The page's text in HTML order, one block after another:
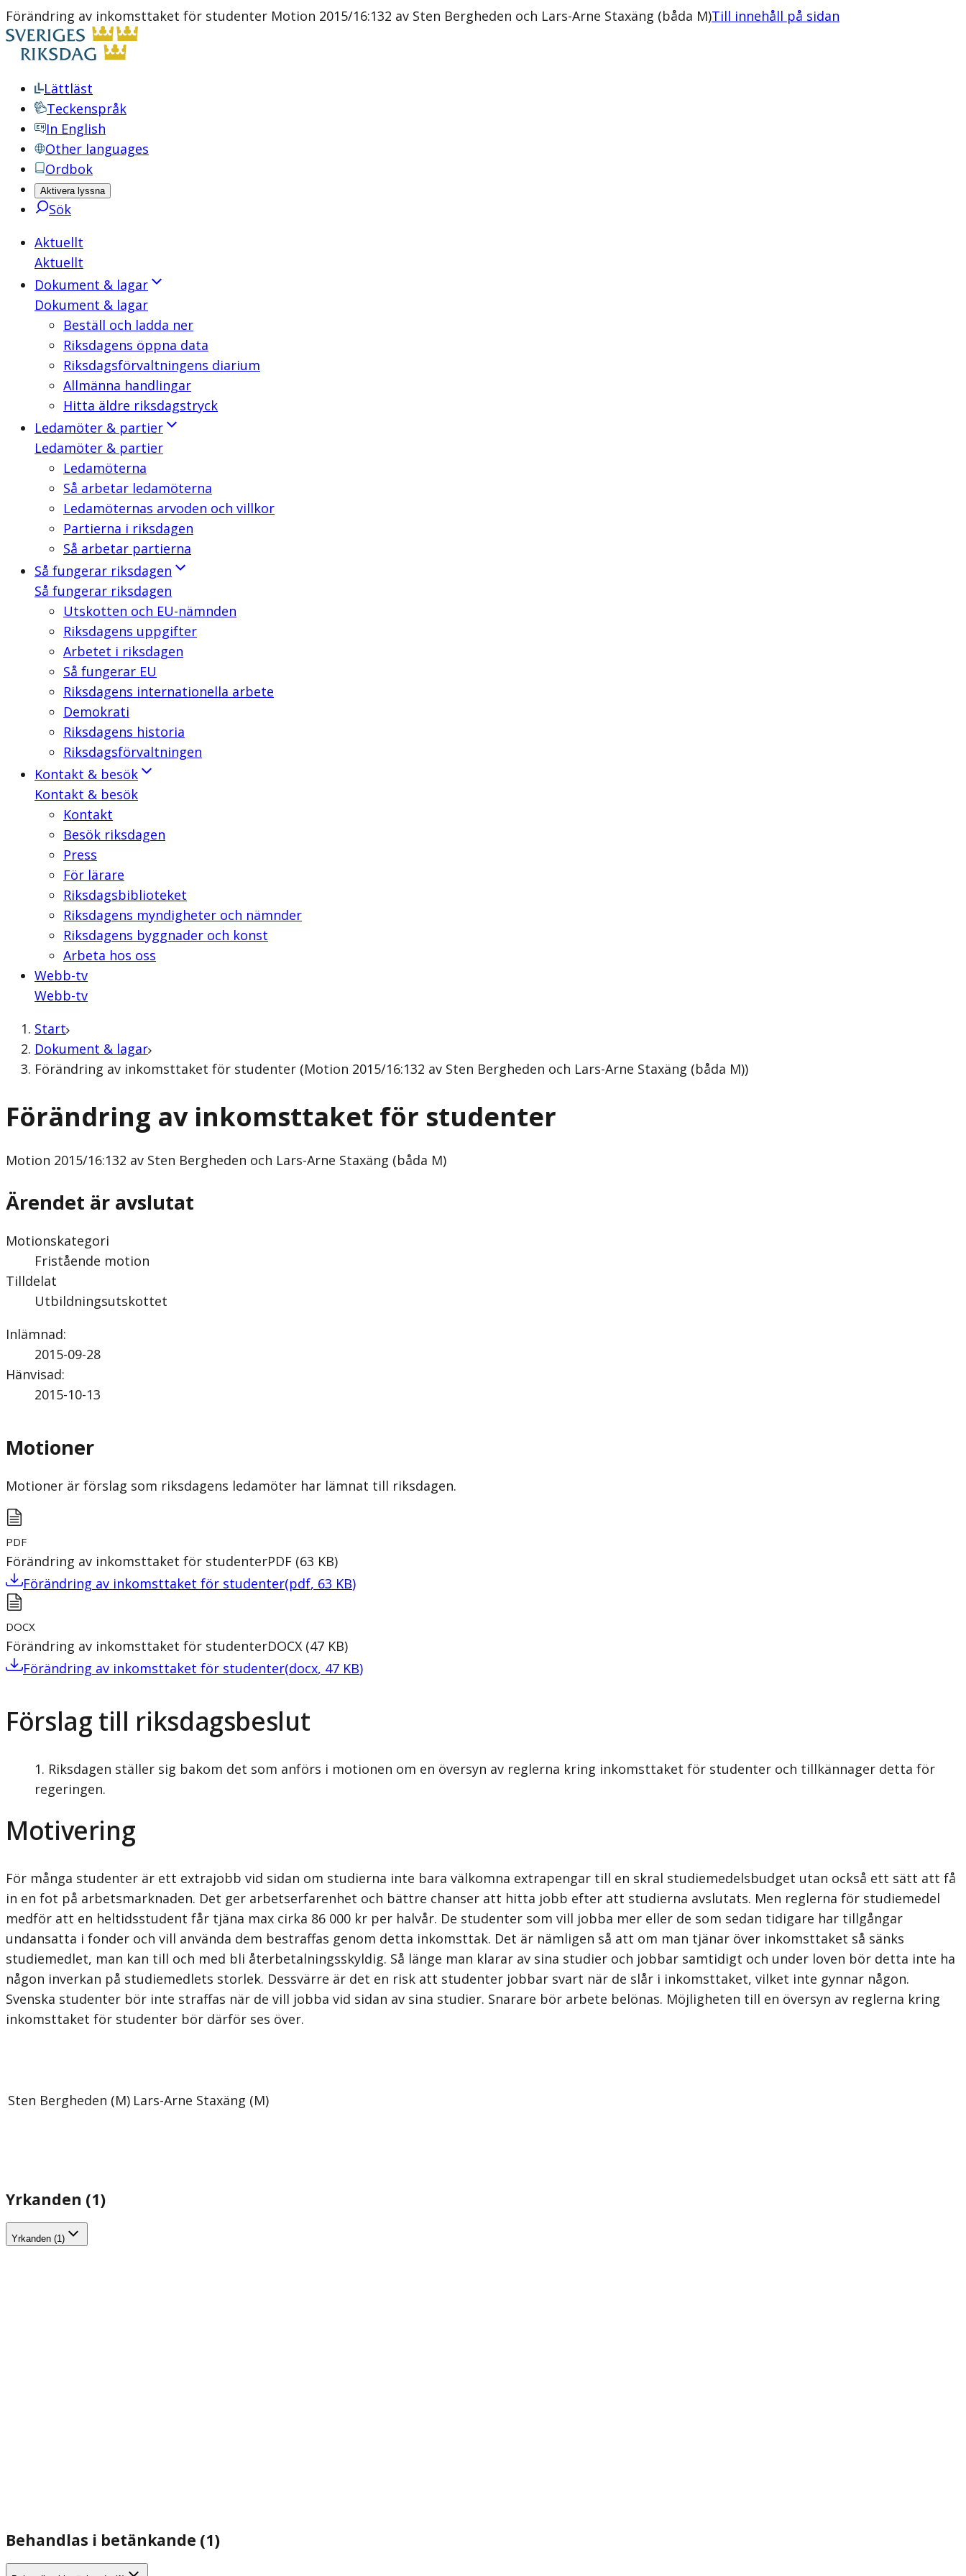
Förändring av inkomsttaket för studenter Motion 2015/16:132 av Sten Bergheden och Lars-Arne Staxäng (båda M)Till innehåll på sidan
Lättläst
Teckenspråk
In English
Other languages
Ordbok
Aktivera lyssna
Sök
Aktuellt
Aktuellt
Dokument & lagar
Dokument & lagar
Beställ och ladda ner
Riksdagens öppna data
Riksdagsförvaltningens diarium
Allmänna handlingar
Hitta äldre riksdagstryck
Ledamöter & partier
Ledamöter & partier
Ledamöterna
Så arbetar ledamöterna
Ledamöternas arvoden och villkor
Partierna i riksdagen
Så arbetar partierna
Så fungerar riksdagen
Så fungerar riksdagen
Utskotten och EU-nämnden
Riksdagens uppgifter
Arbetet i riksdagen
Så fungerar EU
Riksdagens internationella arbete
Demokrati
Riksdagens historia
Riksdagsförvaltningen
Kontakt & besök
Kontakt & besök
Kontakt
Besök riksdagen
Press
För lärare
Riksdagsbiblioteket
Riksdagens myndigheter och nämnder
Riksdagens byggnader och konst
Arbeta hos oss
Webb-tv
Webb-tv
Start
Dokument & lagar
Förändring av inkomsttaket för studenter (Motion 2015/16:132 av Sten Bergheden och Lars-Arne Staxäng (båda M))
Förändring av inkomsttaket för studenter
Motion 2015/16:132 av Sten Bergheden och Lars-Arne Staxäng (båda M)
Ärendet är avslutat
Motionskategori
Fristående motion
Tilldelat
Utbildningsutskottet
Inlämnad:
2015-09-28
Hänvisad:
2015-10-13
Motioner
Motioner är förslag som riksdagens ledamöter har lämnat till riksdagen.
PDF
Förändring av inkomsttaket för studenterPDF (63 KB)
Förändring av inkomsttaket för studenter(pdf, 63 KB)
DOCX
Förändring av inkomsttaket för studenterDOCX (47 KB)
Förändring av inkomsttaket för studenter(docx, 47 KB)
Förslag till riksdagsbeslut
Riksdagen ställer sig bakom det som anförs i motionen om en översyn av reglerna kring inkomsttaket för studenter och tillkännager detta för
regeringen.
Motivering
För många studenter är ett extrajobb vid sidan om studierna inte bara välkomna extrapengar till en skral studiemedelsbudget utan också ett sätt att få
in en fot på arbetsmarknaden. Det ger arbetserfarenhet och bättre chanser att hitta jobb efter att studierna avslutats. Men reglerna för studiemedel
medför att en heltidsstudent får tjäna max cirka 86 000 kr per halvår. De studenter som vill jobba mer eller de som sedan tidigare har tillgångar
undansatta i fonder och vill använda dem bestraffas genom detta inkomsttak. Det är nämligen så att om man tjänar över inkomsttaket så sänks
studiemedlet, man kan till och med bli återbetalningsskyldig. Så länge man klarar av sina studier och jobbar samtidigt och under loven bör detta inte ha
någon inverkan på studiemedlets storlek. Dessvärre är det en risk att studenter jobbar svart när de slår i inkomsttaket, vilket inte gynnar någon.
Svenska studenter bör inte straffas när de vill jobba vid sidan av sina studier. Snarare bör arbete belönas. Möjligheten till en översyn av reglerna kring
inkomsttaket för studenter bör därför ses över.
Sten Bergheden (M) Lars-Arne Staxäng (M)
Yrkanden (1)
Yrkanden (1)
Behandlas i betänkande (1)